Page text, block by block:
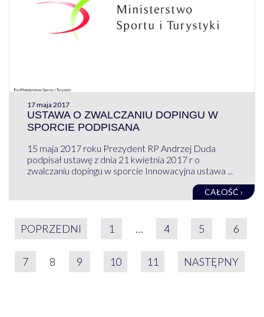
17 maja 2017
USTAWA O ZWALCZANIU DOPINGU W
SPORCIE PODPISANA
15 maja 2017 roku Prezydent RP Andrzej Duda
podpisał ustawę z dnia 21 kwietnia 2017 r o
zwalczaniu dopingu w sporcie Innowacyjna ustawa ...
CAŁOŚĆ ›
STRONICOWANIE
POPRZEDNI 1 … 4 5 6
7 8 9 10 11 NASTĘPNY